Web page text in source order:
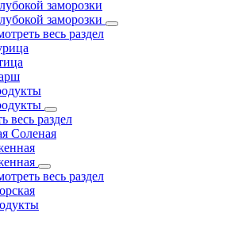
заморозки
заморозки
весь раздел
весь раздел
Соленая
весь раздел